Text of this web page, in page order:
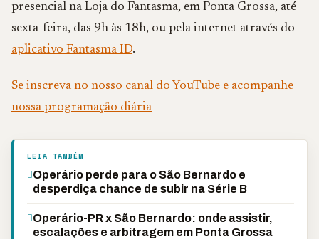
presencial na Loja do Fantasma, em Ponta Grossa, até
sexta-feira, das 9h às 18h, ou pela internet através do
aplicativo Fantasma ID.
Se inscreva no nosso canal do YouTube e acompanhe
nossa programação diária
LEIA TAMBÉM
Operário perde para o São Bernardo e
desperdiça chance de subir na Série B
Operário-PR x São Bernardo: onde assistir,
escalações e arbitragem em Ponta Grossa